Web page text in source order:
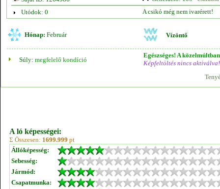
Utódok: 0
A csikó még nem ivarérett!
Hónap: Február Vízöntő
Súly: megfelelő kondíció
Egészséges! A
Képfeltöltés nincs aktiválva!
A ló képességei:
Σ Összesen: 1699.999 pt
Állóképesség:
Sebesség:
Jármód:
Csapatmunka: